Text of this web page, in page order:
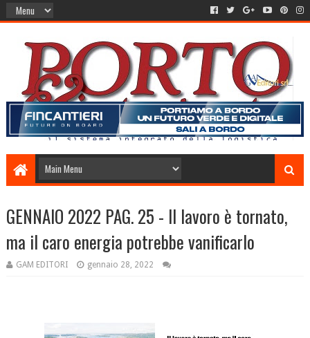
GENNAIO 2022 PAG. 25 - Il lavoro è tornato,
ma il caro energia potrebbe vanificarlo
GAM EDITORI gennaio 28, 2022